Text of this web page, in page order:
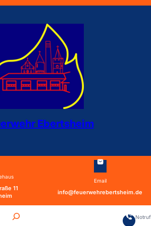
11
Ebertsheim
Email
info@feuerwehrebertsheim.de
S
Notruf